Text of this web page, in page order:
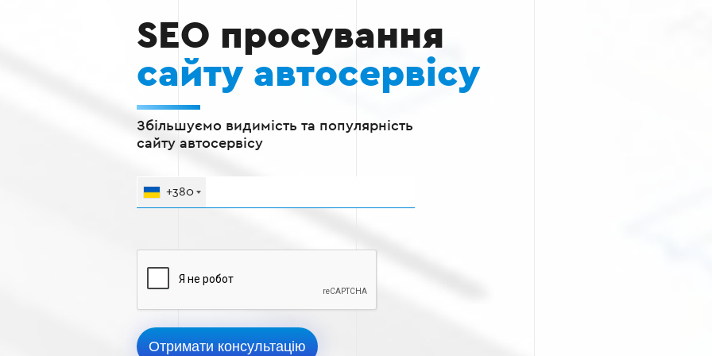
SEO просування
сайту автосервісу
Збільшуємо видимість та популярність
сайту автосервісу
+380